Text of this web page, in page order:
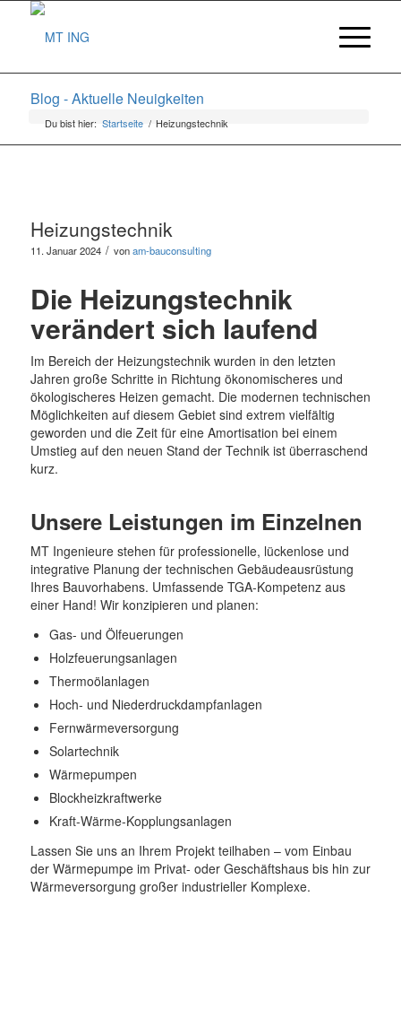
Blog - Aktuelle Neuigkeiten
Du bist hier: Startseite / Heizungstechnik
Heizungstechnik
11. Januar 2024 / vonam-bauconsulting
Die Heizungstechnik
verändert sich laufend
Im Bereich der Heizungstechnik wurden in den letzten
Jahren große Schritte in Richtung ökonomischeres und
ökologischeres Heizen gemacht. Die modernen technischen
Möglichkeiten auf diesem Gebiet sind extrem vielfältig
geworden und die Zeit für eine Amortisation bei einem
Umstieg auf den neuen Stand der Technik ist überraschend
kurz.
Unsere Leistungen im Einzelnen
MT Ingenieure stehen für professionelle, lückenlose und
integrative Planung der technischen Gebäudeausrüstung
Ihres Bauvorhabens. Umfassende TGA-Kompetenz aus
einer Hand! Wir konzipieren und planen:
Gas- und Ölfeuerungen
Holzfeuerungsanlagen
Thermoölanlagen
Hoch- und Niederdruckdampfanlagen
Fernwärmeversorgung
Solartechnik
Wärmepumpen
Blockheizkraftwerke
Kraft-Wärme-Kopplungsanlagen
Lassen Sie uns an Ihrem Projekt teilhaben – vom Einbau
der Wärmepumpe im Privat- oder Geschäftshaus bis hin zur
Wärmeversorgung großer industrieller Komplexe.